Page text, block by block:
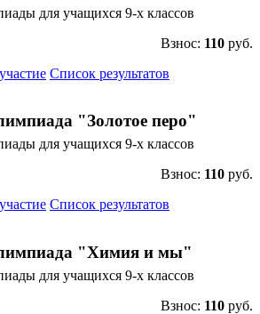
для учащихся 9-х классов
Взнос: 110 руб.
Список результатов
"Золотое перо"
для учащихся 9-х классов
Взнос: 110 руб.
Список результатов
"Химия и мы"
для учащихся 9-х классов
Взнос: 110 руб.